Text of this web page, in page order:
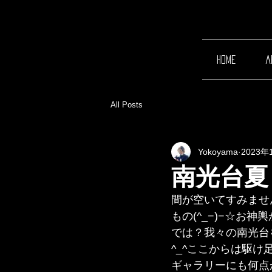
home
All Posts
南光台
Yokoyama 2023年
間が空いてすみま
もの(^_−)−☆お神輿
では？我々の南光
^_^ここからは駆け
ギャラリーにも何